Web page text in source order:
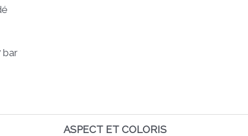
bar
ASPECT ET COLORIS